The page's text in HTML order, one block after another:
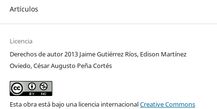
Artículos
Licencia
Derechos de autor 2013 Jaime Gutiérrez Ríos, Edison Martínez
Oviedo, César Augusto Peña Cortés
Esta obra está bajo una licencia internacionalCreative Commons